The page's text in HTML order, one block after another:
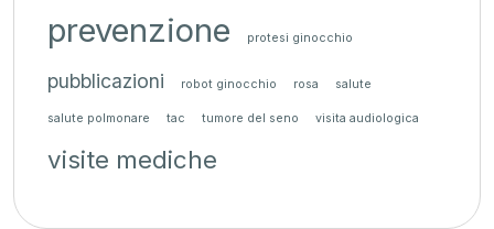
prevenzione protesi ginocchio
pubblicazioni robot ginocchio rosa salute
salute polmonare tac tumore del seno visita audiologica
visite mediche